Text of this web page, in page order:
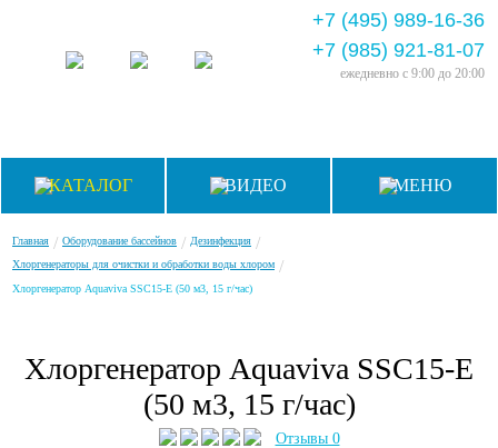
+7 (495) 989-16-36
+7 (985) 921-81-07
ежедневно с 9:00 до 20:00
КАТАЛОГ ВИДЕО МЕНЮ
Главная / Оборудование бассейнов / Дезинфекция /
Хлоргенераторы для очистки и обработки воды хлором /
Хлоргенератор Aquaviva SSC15-E (50 м3, 15 г/час)
Хлоргенератор Aquaviva SSC15-E
(50 м3, 15 г/час)
Отзывы 0